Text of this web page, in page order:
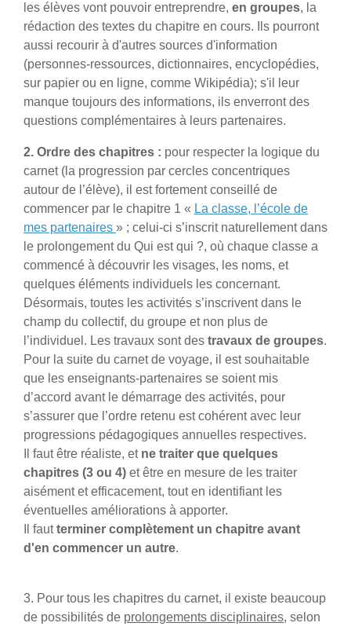
les élèves vont pouvoir entreprendre, en groupes, la
rédaction des textes du chapitre en cours. Ils pourront
aussi recourir à d'autres sources d'information
(personnes-ressources, dictionnaires, encyclopédies,
sur papier ou en ligne, comme Wikipédia); s'il leur
manque toujours des informations, ils enverront des
questions complémentaires à leurs partenaires.
2. Ordre des chapitres : pour respecter la logique du
carnet (la progression par cercles concentriques
autour de l’élève), il est fortement conseillé de
commencer par le chapitre 1 « La classe, l’école de
mes partenaires » ; celui-ci s’inscrit naturellement dans
le prolongement du Qui est qui ?, où chaque classe a
commencé à découvrir les visages, les noms, et
quelques éléments individuels les concernant.
Désormais, toutes les activités s’inscrivent dans le
champ du collectif, du groupe et non plus de
l’individuel. Les travaux sont des travaux de groupes.
Pour la suite du carnet de voyage, il est souhaitable
que les enseignants-partenaires se soient mis
d’accord avant le démarrage des activités, pour
s’assurer que l’ordre retenu est cohérent avec leur
progressions pédagogiques annuelles respectives.
Il faut être réaliste, et ne traiter que quelques
chapitres (3 ou 4) et être en mesure de les traiter
aisément et efficacement, tout en identifiant les
éventuelles améliorations à apporter.
Il fautterminer complètement un chapitre avant
d'en commencer un autre.
3. Pour tous les chapitres du carnet, il existe beaucoup
de possibilités de prolongements disciplinaires, selon